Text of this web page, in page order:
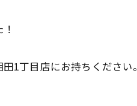
1丁目店にお持ちください。